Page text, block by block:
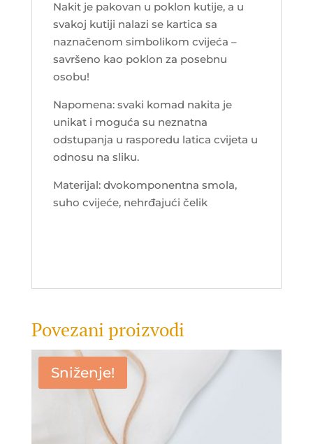
Nakit je pakovan u poklon kutije, a u
svakoj kutiji nalazi se kartica sa
naznačenom simbolikom cvijeća –
savršeno kao poklon za posebnu
osobu!
Napomena: svaki komad nakita je
unikat i moguća su neznatna
odstupanja u rasporedu latica cvijeta u
odnosu na sliku.
Materijal: dvokomponentna smola,
suho cvijeće, nehrđajući čelik
Povezani proizvodi
Sniženje!